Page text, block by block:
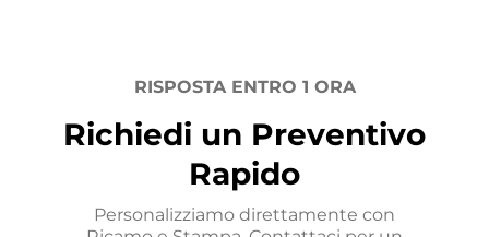
RISPOSTA ENTRO 1 ORA
Richiedi un Preventivo
Rapido
Personalizziamo direttamente con